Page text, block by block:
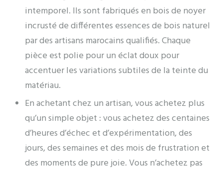
intemporel. Ils sont fabriqués en bois de noyer
incrusté de différentes essences de bois naturel
par des artisans marocains qualifiés. Chaque
pièce est polie pour un éclat doux pour
accentuer les variations subtiles de la teinte du
matériau.
En achetant chez un artisan, vous achetez plus
qu’un simple objet : vous achetez des centaines
d’heures d’échec et d’expérimentation, des
jours, des semaines et des mois de frustration et
des moments de pure joie. Vous n’achetez pas